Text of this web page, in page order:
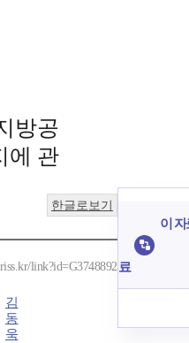
방공
에 관
한글로보기
link?id=G3748892
김
동
욱
이
료